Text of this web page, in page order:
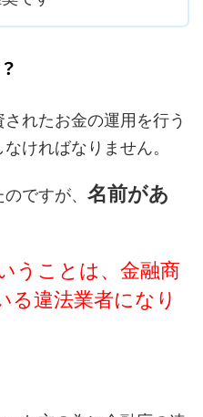
れたお金の運用を行う
ければなりません。
ですが、 名前があ
うことは、金融商
る違法業者になり